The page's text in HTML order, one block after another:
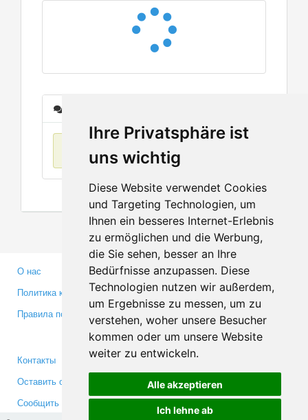
Ihre Privatsphäre ist
uns wichtig
Diese Website verwendet Cookies
und Targeting Technologien, um
Ihnen ein besseres Internet-Erlebnis
zu ermöglichen und die Werbung,
die Sie sehen, besser an Ihre
Bedürfnisse anzupassen. Diese
Technologien nutzen wir außerdem,
um Ergebnisse zu messen, um zu
verstehen, woher unsere Besucher
kommen oder um unsere Website
weiter zu entwickeln.
Alle akzeptieren
Ich lehne ab
О нас
Политика конфиденциальности
Правила пользования
Партнерам
Инвесторам
Медиа
Контакты
Оставить отзыв
Сообщить об ошибке
Facebook
Twitter
YouTube